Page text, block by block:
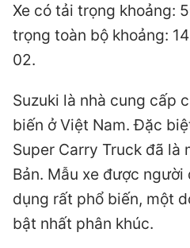
Xe có tải trọng khoảng:
trọng toàn bộ khoảng:
02.
Suzuki là nhà cung cấp
biến ở Việt Nam. Đặc
Super Carry Truck đã là
Bản. Mẫu xe được
dụng rất phổ biến, một
bật nhất phân khúc.